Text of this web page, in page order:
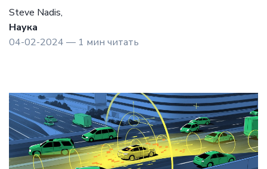
Steve Nadis,
Наука
04-02-2024 — 1 мин читать